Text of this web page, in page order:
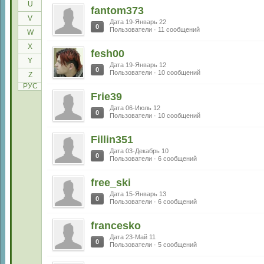
U
V
W
X
Y
Z
РУС
fantom373
0
Дата 19-Январь 22
Пользователи · 11 сообщений
fesh00
0
Дата 19-Январь 12
Пользователи · 10 сообщений
Frie39
0
Дата 06-Июль 12
Пользователи · 10 сообщений
Fillin351
0
Дата 03-Декабрь 10
Пользователи · 6 сообщений
free_ski
0
Дата 15-Январь 13
Пользователи · 6 сообщений
francesko
0
Дата 23-Май 11
Пользователи · 5 сообщений